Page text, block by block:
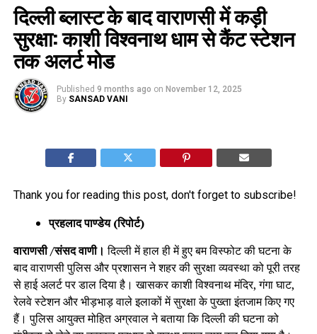
दिल्ली ब्लास्ट के बाद वाराणसी में कड़ी
सुरक्षा: काशी विश्वनाथ धाम से कैंट स्टेशन
तक अलर्ट मोड
Published 9 months ago on November 12, 2025
By SANSAD VANI
Thank you for reading this post, don't forget to subscribe!
प्रहलाद पाण्डेय (रिपोर्ट)
वाराणसी /संसद वाणी। दिल्ली में हाल ही में हुए बम विस्फोट की घटना के
बाद वाराणसी पुलिस और प्रशासन ने शहर की सुरक्षा व्यवस्था को पूरी तरह
से हाई अलर्ट पर डाल दिया है। खासकर काशी विश्वनाथ मंदिर, गंगा घाट,
रेलवे स्टेशन और भीड़भाड़ वाले इलाकों में सुरक्षा के पुख्ता इंतजाम किए गए
हैं। पुलिस आयुक्त मोहित अग्रवाल ने बताया कि दिल्ली की घटना को